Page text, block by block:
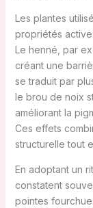
Les plantes
propriétés
Le henné, par
créant une
se traduit par
le brou de noix
améliorant la
Ces effets
structurelle tout
En adoptant un
constatent
pointes